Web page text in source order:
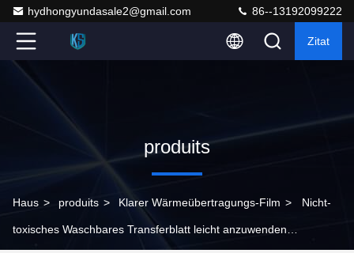
hydhongyundasale2@gmail.com 86--13192099222
Zitat
produits
Haus > produits > Klarer Wärmeübertragungs-Film > Nicht-
toxisches Waschbares Transferblatt leicht anzuwenden